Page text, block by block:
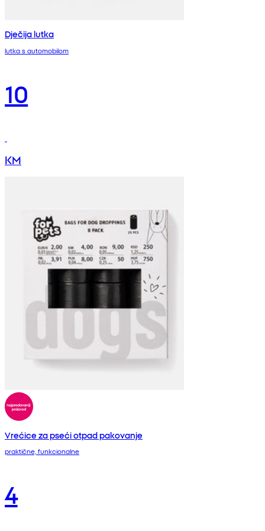
Dječija lutka
lutka s automobilom
10
KM
Vrećice za pseći otpad pakovanje
praktične, funkcionalne
4